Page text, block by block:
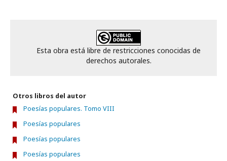
Esta obra está libre de restricciones conocidas de
derechos autorales.
Otros libros del autor
Poesías populares. Tomo VIII
Poesías populares
Poesías populares
Poesías populares